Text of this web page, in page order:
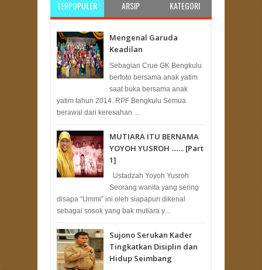
TERPOPULER ARSIP KATEGORI
Mengenal Garuda
Keadilan
Sebagian Crue GK Bengkulu
berfoto bersama anak yatim
saat buka bersama anak
yatim tahun 2014. RPF Bengkulu Semua
berawal dari keresahan ...
MUTIARA ITU BERNAMA
YOYOH YUSROH ....... [Part
1]
Ustadzah Yoyoh Yusroh
Seorang wanita yang sering
disapa “Ummi” ini oleh siapapun dikenal
sebagai sosok yang bak mutiara y...
Sujono Serukan Kader
Tingkatkan Disiplin dan
Hidup Seimbang